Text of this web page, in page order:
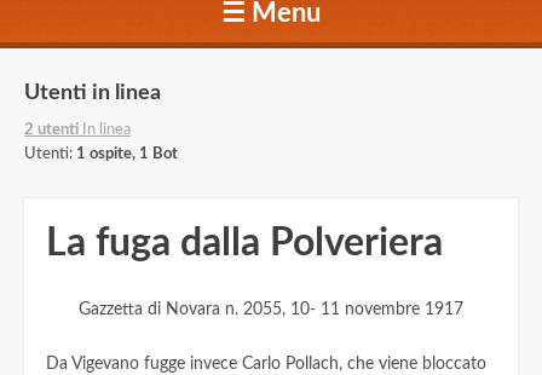
☰ Menu
Utenti in linea
2 utenti In linea
Utenti: 1 ospite, 1 Bot
La fuga dalla Polveriera
Gazzetta di Novara n. 2055, 10- 11 novembre 1917
Da Vigevano fugge invece Carlo Pollach, che viene bloccato